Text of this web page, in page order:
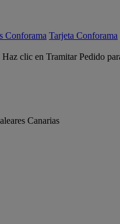
Conforama Tarjeta Conforama
clic en Tramitar Pedido
Canarias